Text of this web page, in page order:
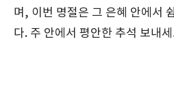
며, 이번 명절은 그 은혜 안에서
다. 주 안에서 평안한 추석 보내